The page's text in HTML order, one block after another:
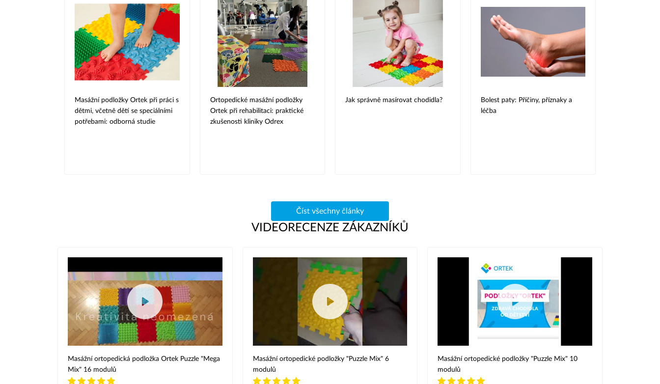
Masážní podložky Ortek při práci s
dětmi, včetně dětí se speciálními
potřebami: odborná studie
Ortopedické masážní podložky
Ortek při rehabilitaci: praktické
zkušenosti kliniky Odrex
Jak správně masírovat chodidla?
Bolest paty: Příčiny, příznaky a
léčba
Číst všechny články
VIDEORECENZE ZÁKAZNÍKŮ
Masážní ortopedická podložka Ortek Puzzle "Mega
Mix" 16 modulů
Masážní ortopedické podložky "Puzzle Mix" 6
modulů
Masážní ortopedické podložky "Puzzle Mix" 10
modulů